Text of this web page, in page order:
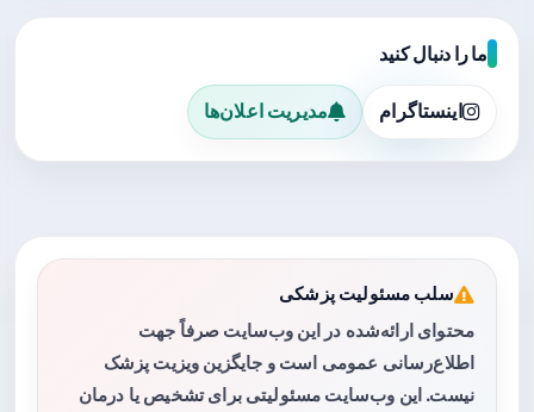
ما را دنبال کنید
اینستاگرام مدیریت اعلان‌ها
سلب مسئولیت پزشکی
محتوای ارائه‌شده در این وب‌سایت صرفاً جهت
اطلاع‌رسانی عمومی است و جایگزین ویزیت پزشک
نیست. این وب‌سایت مسئولیتی برای تشخیص یا درمان